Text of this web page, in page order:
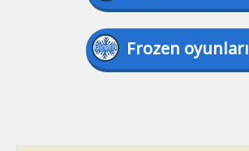
Frozen oyunları